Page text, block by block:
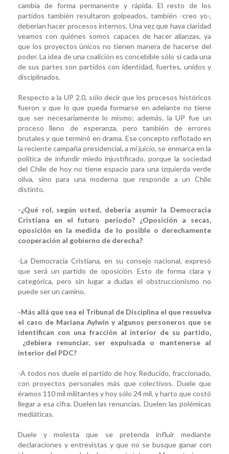
cambia de forma permanente y rápida. El resto de los
partidos también resultaron golpeados, también -creo yo-,
deberían hacer procesos internos. Una vez que haya claridad
veamos con quiénes somos capaces de hacer alianzas, ya
que los proyectos únicos no tienen manera de hacerse del
poder. La idea de una coalición es concebible sólo si cada una
de sus partes son partidos con identidad, fuertes, unidos y
disciplinados.
Respecto a la UP 2.0, sólo decir que los procesos históricos
fueron y que lo que pueda formarse en adelante no tiene
que ser necesariamente lo mismo; además, la UP fue un
proceso lleno de esperanza, pero también de errores
brutales y que terminó en drama. Ese concepto reflotado en
la reciente campaña presidencial, a mi juicio, se enmarca en la
política de infundir miedo injustificado, porque la sociedad
del Chile de hoy no tiene espacio para una izquierda verde
oliva, sino para una moderna que responde a un Chile
distinto.
-¿Qué rol, según usted, debería asumir la Democracia
Cristiana en el futuro periodo? ¿Oposición a secas,
oposición en la medida de lo posible o derechamente
cooperación al gobierno de derecha?
-La Democracia Cristiana, en su consejo nacional, expresó
que será un partido de oposición. Esto de forma clara y
categórica, pero sin lugar a dudas el obstruccionismo no
puede ser un camino.
-Más allá que sea el Tribunal de Disciplina el que resuelva
el caso de Mariana Aylwin y algunos personeros que se
identifican con una fracción al interior de su partido,
¿debiera renunciar, ser expulsada o mantenerse al
interior del PDC?
-A todos nos duele el partido de hoy. Reducido, fraccionado,
con proyectos personales más que colectivos. Duele que
éramos 110 mil militantes y hoy sólo 24 mil, y harto que costó
llegar a esa cifra. Duelen las renuncias. Duelen las polémicas
mediáticas.
Duele y molesta que se pretenda influir mediante
declaraciones y entrevistas y que no se busque ganar con